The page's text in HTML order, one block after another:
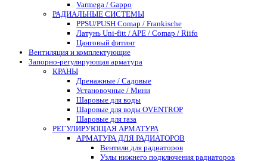
Varmega / Gappo
РАДИАЛЬНЫЕ СИСТЕМЫ
PPSU/PUSH Comap / Frankische
Латунь Uni-fitt / APE / Comap / Riifo
Цанговый фитинг
Вентиляция и комплектующие
Запорно-регулирующая арматура
КРАНЫ
Дренажные / Садовые
Установочные / Мини
Шаровые для воды
Шаровые для воды OVENTROP
Шаровые для газа
РЕГУЛИРУЮЩАЯ АРМАТУРА
АРМАТУРА ДЛЯ РАДИАТОРОВ
Вентили для радиаторов
Узлы нижнего подключения радиаторов